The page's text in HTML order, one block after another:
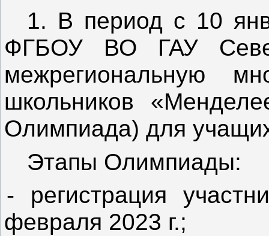
1. В период с 10
ФГБОУ ВО ГАУ
межрегиональную
школьников
Олимпиада) для
Этапы Олимпиады:
- регистрация
февраля 2023 г.;